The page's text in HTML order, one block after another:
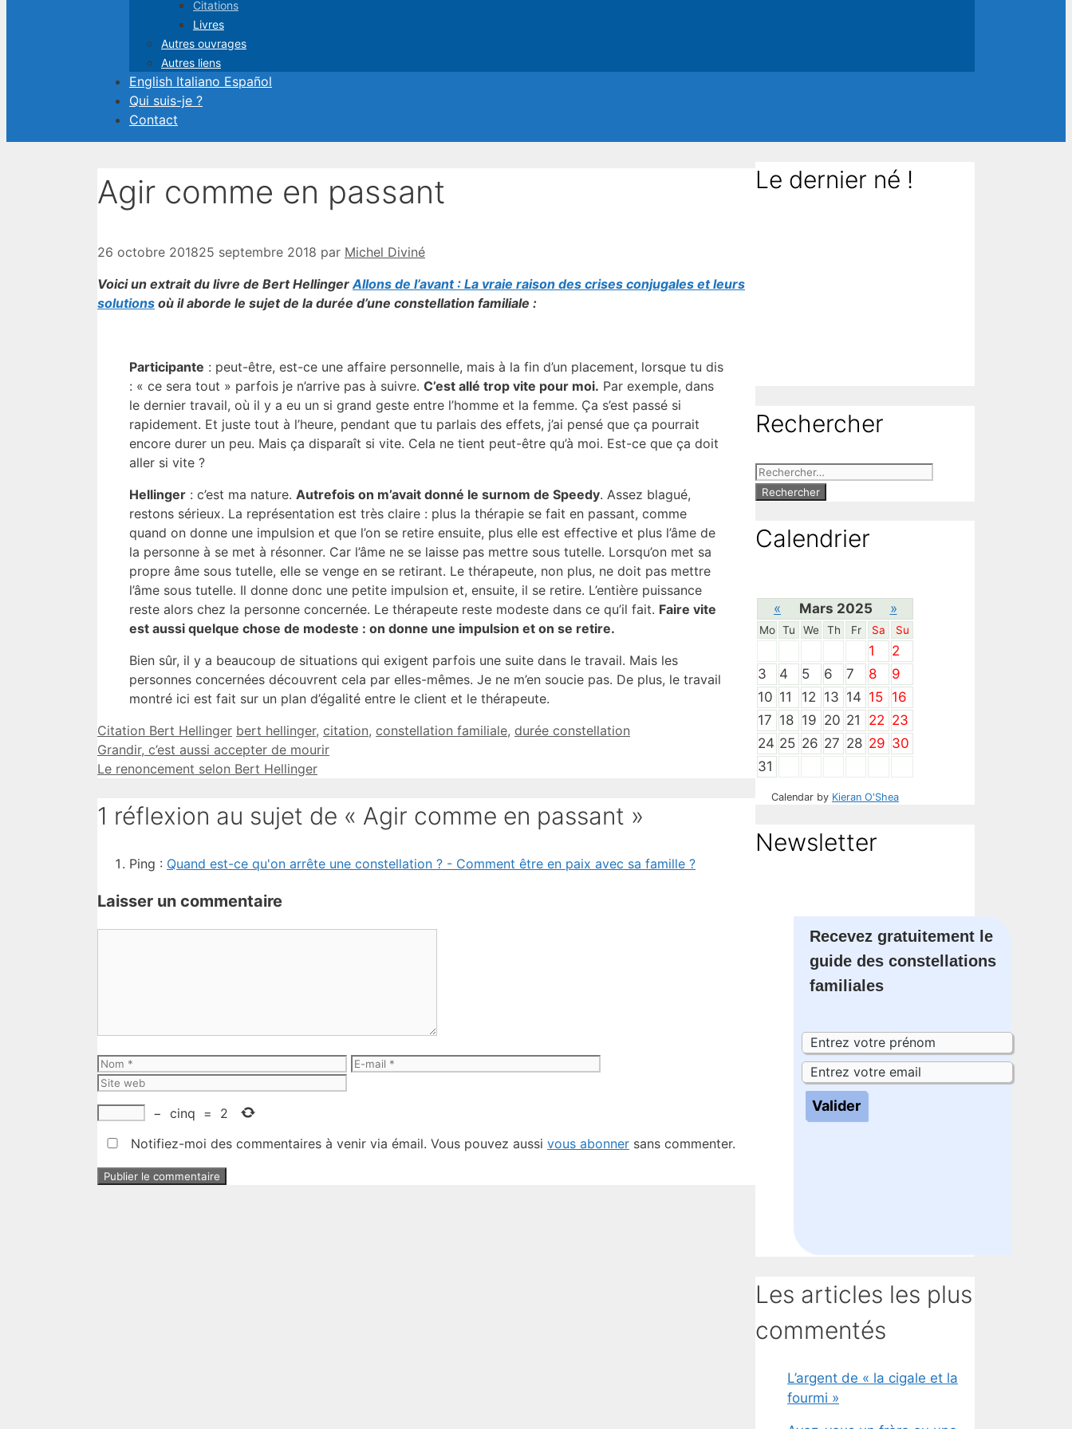
Citations
Livres
Autres ouvrages
Autres liens
English Italiano Español
Qui suis-je ?
Contact
Agir comme en passant
26 octobre 201825 septembre 2018 par Michel Diviné
Voici un extrait du livre de Bert HellingerAllons de l’avant : La vraie raison des crises conjugales et leurs
solutions où il aborde le sujet de la durée d’une constellation familiale :
Participante : peut-être, est-ce une affaire personnelle, mais à la fin d’un placement, lorsque tu dis
: « ce sera tout » parfois je n’arrive pas à suivre. C’est allé trop vite pour moi. Par exemple, dans
le dernier travail, où il y a eu un si grand geste entre l’homme et la femme. Ça s’est passé si
rapidement. Et juste tout à l’heure, pendant que tu parlais des effets, j’ai pensé que ça pourrait
encore durer un peu. Mais ça disparaît si vite. Cela ne tient peut-être qu’à moi. Est-ce que ça doit
aller si vite ?
Hellinger : c’est ma nature. Autrefois on m’avait donné le surnom de Speedy. Assez blagué,
restons sérieux. La représentation est très claire : plus la thérapie se fait en passant, comme
quand on donne une impulsion et que l’on se retire ensuite, plus elle est effective et plus l’âme de
la personne à se met à résonner. Car l’âme ne se laisse pas mettre sous tutelle. Lorsqu’on met sa
propre âme sous tutelle, elle se venge en se retirant. Le thérapeute, non plus, ne doit pas mettre
l’âme sous tutelle. Il donne donc une petite impulsion et, ensuite, il se retire. L’entière puissance
reste alors chez la personne concernée. Le thérapeute reste modeste dans ce qu’il fait. Faire vite
est aussi quelque chose de modeste : on donne une impulsion et on se retire.
Bien sûr, il y a beaucoup de situations qui exigent parfois une suite dans le travail. Mais les
personnes concernées découvrent cela par elles-mêmes. Je ne m’en soucie pas. De plus, le travail
montré ici est fait sur un plan d’égalité entre le client et le thérapeute.
Catégories
Citation Bert Hellinger Étiquettes
bert hellinger, citation, constellation familiale, durée constellation
Grandir, c’est aussi accepter de mourir
Le renoncement selon Bert Hellinger
1 réflexion au sujet de « Agir comme en passant »
Ping : Quand est-ce qu'on arrête une constellation ? - Comment être en paix avec sa famille ?
Laisser un commentaire
Nom
E-
− cinq =
2
Notifiez-moi des commentaires à venir via émail. Vous pouvez aussi vous abonner sans commenter.
Le dernier né !
Rechercher
Rechercher :
Calendrier
« Mars 2025 »
Mo Tu We Th Fr Sa Su
1
2
3
4 5 6 7 8
9
10 11 12 13 14 15 16
17 18 19 20 21 22 23
24 25 26 27 28 29 30
31
Calendar by Kieran O'Shea
Newsletter
Recevez gratuitement le
guide des constellations
familiales
Les articles les plus
commentés
L’argent de « la cigale et la
fourmi »